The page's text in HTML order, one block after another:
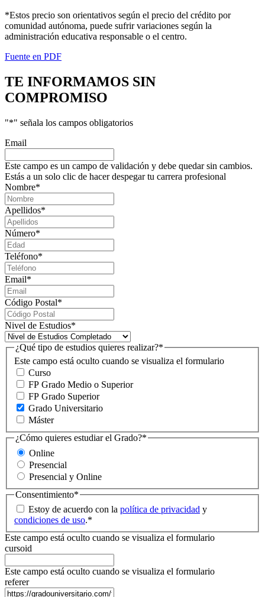
*Estos precio son orientativos según el precio del crédito por
comunidad autónoma, puede sufrir variaciones según la
administración educativa responsable o el centro.
Fuente en PDF
TE INFORMAMOS SIN
COMPROMISO
"*" señala los campos obligatorios
Email
Este campo es un campo de validación y debe quedar sin cambios.
Estás a un solo clic de hacer despegar tu carrera profesional
Nombre*
Apellidos*
Número*
Teléfono*
Email*
Código Postal*
Nivel de Estudios*
Este campo está oculto cuando se visualiza el formulario
¿Qué tipo de estudios quieres realizar?*
Curso
FP Grado Medio o Superior
FP Grado Superior
Grado Universitario
Máster
¿Cómo quieres estudiar el Grado?*
Online
Presencial
Presencial y Online
Consentimiento*
Estoy de acuerdo con la política de privacidad y
condiciones de uso.*
Este campo está oculto cuando se visualiza el formulario
cursoid
Este campo está oculto cuando se visualiza el formulario
referer